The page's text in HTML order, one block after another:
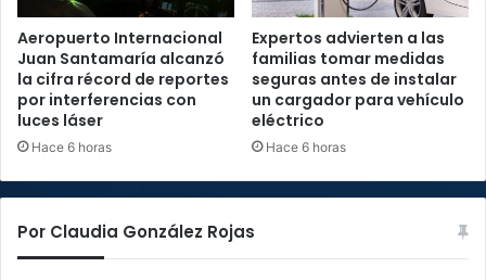
Aeropuerto Internacional
Juan Santamaría alcanzó
la cifra récord de reportes
por interferencias con
luces láser
Hace 6 horas
Expertos advierten a las
familias tomar medidas
seguras antes de instalar
un cargador para vehículo
eléctrico
Hace 6 horas
Por Claudia González Rojas